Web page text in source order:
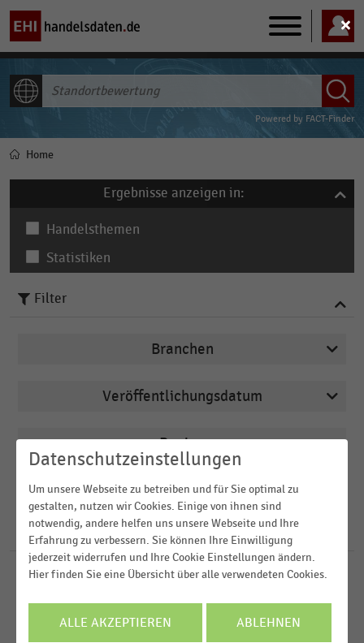
Main
navigation
Powered by FACT-Finder
Pfadnavigation
Home
Ergebnisse anzeigen in:
Handelsthemen
Statistiken
11Ergebnisse für Standortbewertung
Filter
Branchen
Deutschsprachiger Einzelhandel
Shopping-Center
Veröffentlichungsdatum
2021
2019
2018
2016
Region
Deutschland
D-A-CH-Region
FILTER ZURÜCKSETZEN
Datenschutzeinstellungen
Um unsere Webseite zu betreiben und für Sie optimal zu
gestalten, nutzen wir Cookies. Einige von ihnen sind
notwendig, andere helfen uns unsere Webseite und Ihre
Erfahrung zu verbessern. Sie können Ihre Einwilligung
jederzeit widerrufen und Ihre Cookie Einstellungen ändern.
Hier finden Sie eine Übersicht über alle verwendeten Cookies.
ALLE AKZEPTIEREN ABLEHNEN